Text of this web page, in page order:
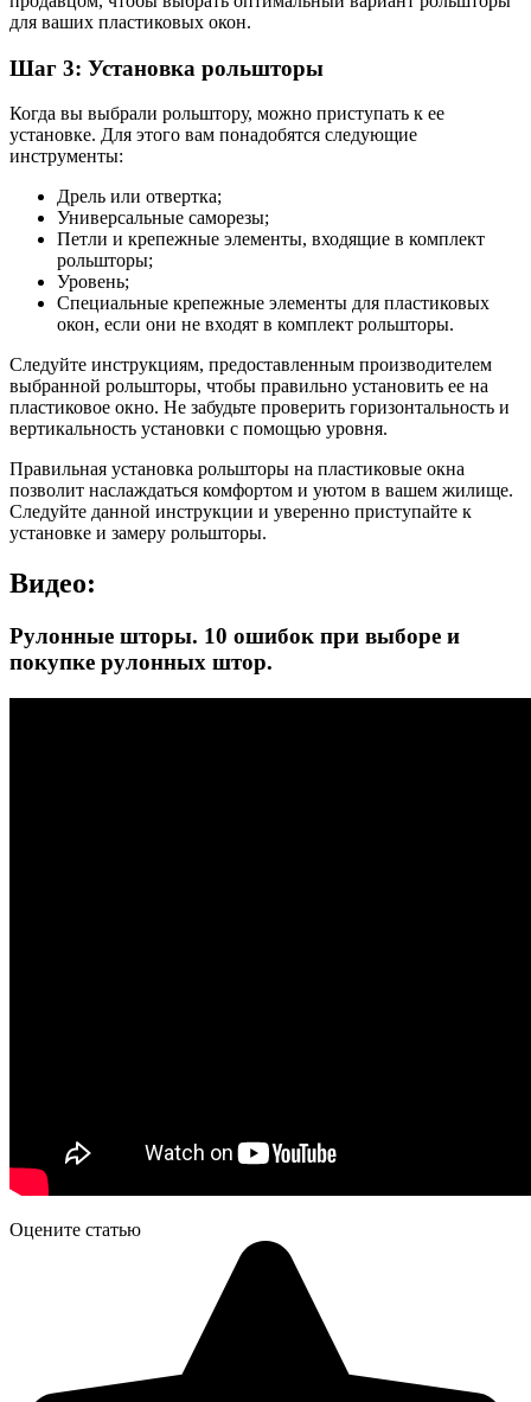
для ваших пластиковых окон.
Шаг 3: Установка рольшторы
Когда вы выбрали рольштору, можно приступать к ее
установке. Для этого вам понадобятся следующие
инструменты:
Дрель или отвертка;
Универсальные саморезы;
Петли и крепежные элементы, входящие в комплект
рольшторы;
Уровень;
Специальные крепежные элементы для пластиковых
окон, если они не входят в комплект рольшторы.
Следуйте инструкциям, предоставленным производителем
выбранной рольшторы, чтобы правильно установить ее на
пластиковое окно. Не забудьте проверить горизонтальность и
вертикальность установки с помощью уровня.
Правильная установка рольшторы на пластиковые окна
позволит наслаждаться комфортом и уютом в вашем жилище.
Следуйте данной инструкции и уверенно приступайте к
установке и замеру рольшторы.
Видео:
Рулонные шторы. 10 ошибок при выборе и
покупке рулонных штор.
Оцените статью